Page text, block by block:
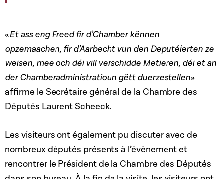
«Et ass eng Freed fir d’Chamber kënnen
opzemaachen, fir d’Aarbecht vun den Deputéierten ze
weisen, mee och déi vill verschidde Metieren, déi et an
der Chamberadministratioun gëtt duerzestellen»
affirme le Secrétaire général de la Chambre des
Députés Laurent Scheeck.
Les visiteurs ont également pu discuter avec de
nombreux députés présents à l’évènement et
rencontrer le Président de la Chambre des Députés